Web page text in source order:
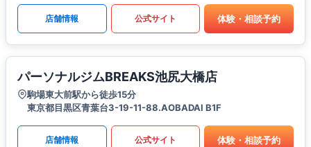
店舗情報 公式サイト 体験・相談予約
パーソナルジムBREAKS池尻大橋店
駒場東大前駅から徒歩15分
東京都目黒区青葉台3-19-11-88.AOBADAI B1F
店舗情報 公式サイト 体験・相談予約